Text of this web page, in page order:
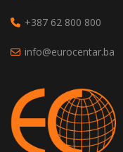
+387 62 800 800
info@eurocentar.ba